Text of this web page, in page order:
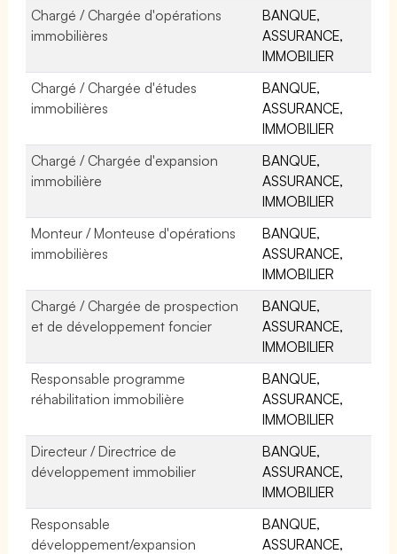
Chargé / Chargée d'opérations
immobilières
BANQUE,
ASSURANCE,
IMMOBILIER
Chargé / Chargée d'études
immobilières
BANQUE,
ASSURANCE,
IMMOBILIER
Chargé / Chargée d'expansion
immobilière
BANQUE,
ASSURANCE,
IMMOBILIER
Monteur / Monteuse d'opérations
immobilières
BANQUE,
ASSURANCE,
IMMOBILIER
Chargé / Chargée de prospection
et de développement foncier
BANQUE,
ASSURANCE,
IMMOBILIER
Responsable programme
réhabilitation immobilière
BANQUE,
ASSURANCE,
IMMOBILIER
Directeur / Directrice de
développement immobilier
BANQUE,
ASSURANCE,
IMMOBILIER
Responsable
développement/expansion
BANQUE,
ASSURANCE,